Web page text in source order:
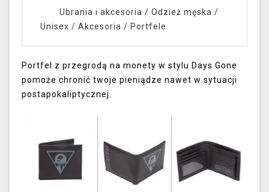
Ubrania i akcesoria / Odzież męska /
Unisex / Akcesoria / Portfele
Portfel z przegrodą na monety w stylu Days Gone
pomoże chronić twoje pieniądze nawet w sytuacji
postapokaliptycznej.